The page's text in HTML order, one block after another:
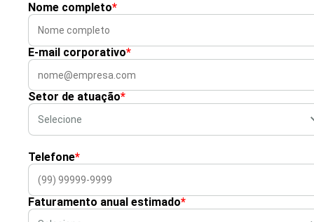
Nome completo*
E-mail corporativo*
Setor de atuação*
Telefone*
Faturamento anual estimado*